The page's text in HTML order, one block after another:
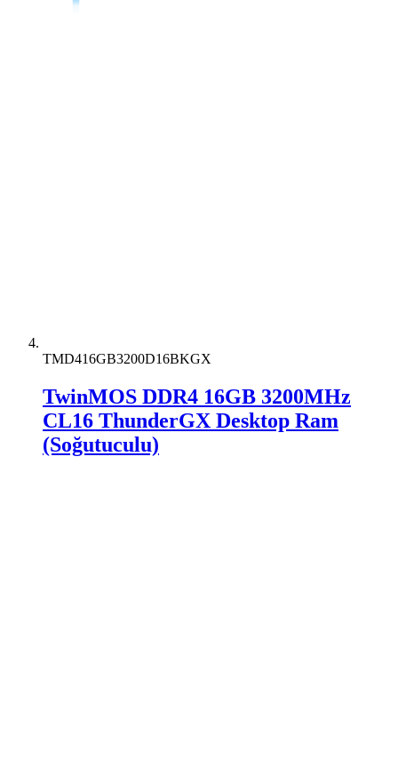
TMD416GB3200D16BKGX
TwinMOS DDR4 16GB 3200MHz
CL16 ThunderGX Desktop Ram
(Soğutuculu)